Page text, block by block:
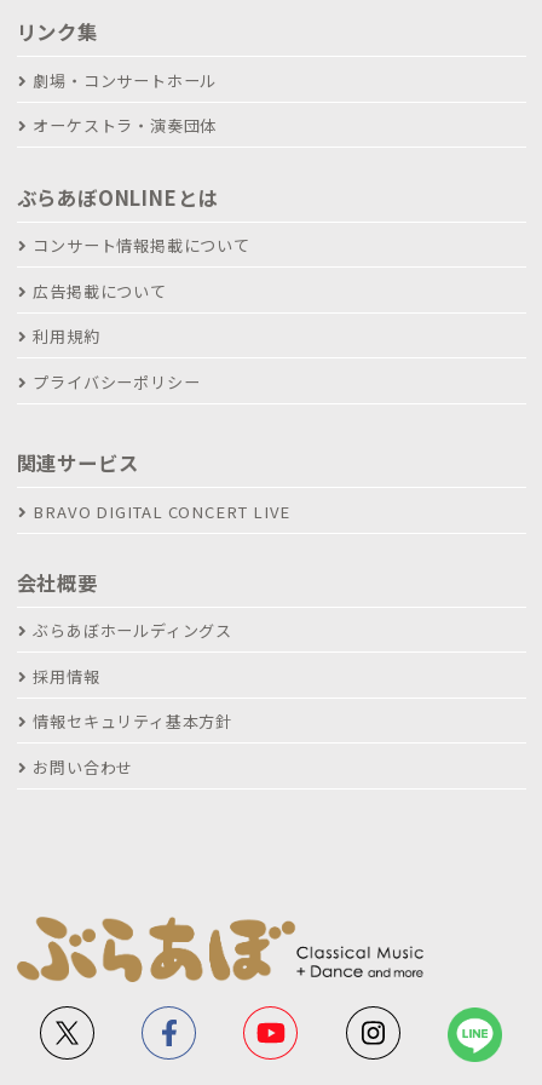
リンク集
劇場・コンサートホール
オーケストラ・演奏団体
ぶらあぼONLINEとは
コンサート情報掲載について
広告掲載について
利用規約
プライバシーポリシー
関連サービス
BRAVO DIGITAL CONCERT LIVE
会社概要
ぶらあぼホールディングス
採用情報
情報セキュリティ基本方針
お問い合わせ